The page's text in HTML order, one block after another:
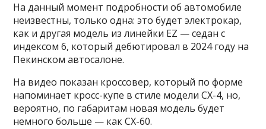
На данный момент подробности об автомобиле
неизвестны, только одна: это будет электрокар,
как и другая модель из линейки EZ — седан с
индексом 6, который дебютировал в 2024 году на
Пекинском автосалоне.
На видео показан кроссовер, который по форме
напоминает кросс-купе в стиле модели CX-4, но,
вероятно, по габаритам новая модель будет
немного больше — как CX-60.